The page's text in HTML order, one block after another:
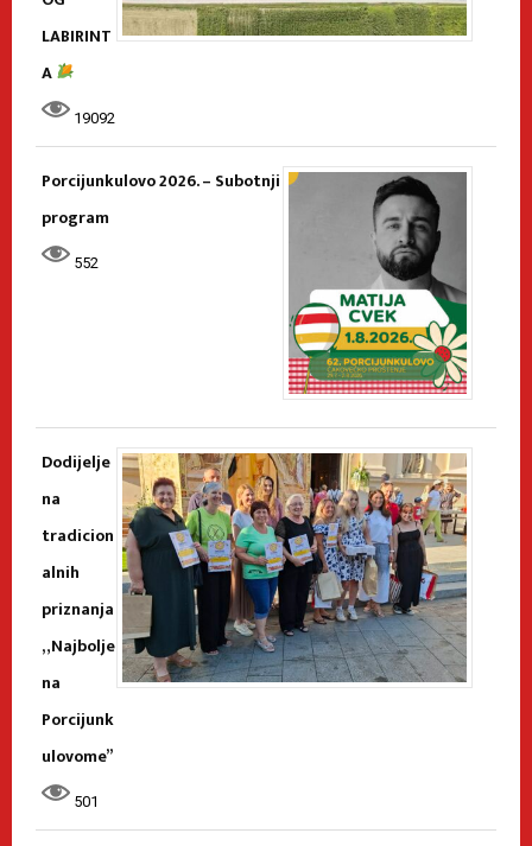
LABIRINT
A
19092
Porcijunkulovo 2026. – Subotnji
program
552
Dodijelje
na
tradicion
alnih
priznanja
„Najbolje
na
Porcijunk
ulovome”
501